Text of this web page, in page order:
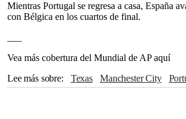
Mientras Portugal se regresa a casa, España
con Bélgica en los cuartos de final.
Vea más cobertura del Mundial de AP aquí
Lee más sobre
Texas Manchester City